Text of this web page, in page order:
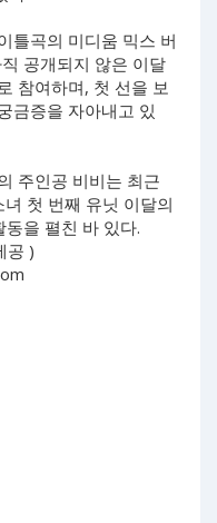
틀곡의 미디움 믹스 버
공개되지 않은 이달
참여하며, 첫 선을 보
금증을 자아내고 있
주인공 비비는 최근
첫 번째 유닛 이달의
을 펼친 바 있다.
공 )